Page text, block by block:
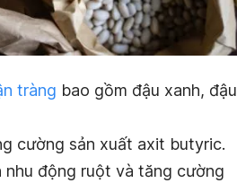
tràng bao gồm đậu xanh, đậu
cường sản xuất axit butyric.
động ruột và tăng cường